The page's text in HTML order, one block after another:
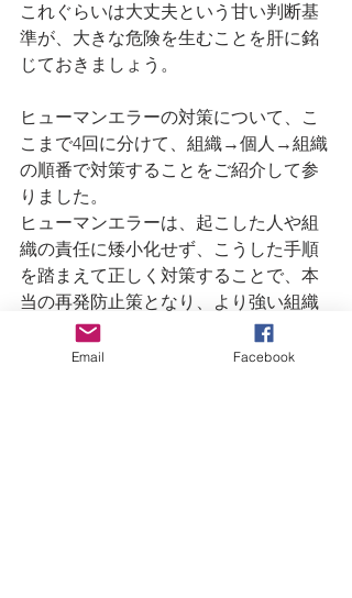
これぐらいは大丈夫という甘い判断基
準が、大きな危険を生むことを肝に銘
じておきましょう。
ヒューマンエラーの対策について、こ
こまで4回に分けて、組織→個人→組織
の順番で対策することをご紹介して参
りました。
ヒューマンエラーは、起こした人や組
織の責任に矮小化せず、こうした手順
を踏まえて正しく対策することで、本
当の再発防止策となり、より強い組織
への学びとなるのです。
Email Facebook